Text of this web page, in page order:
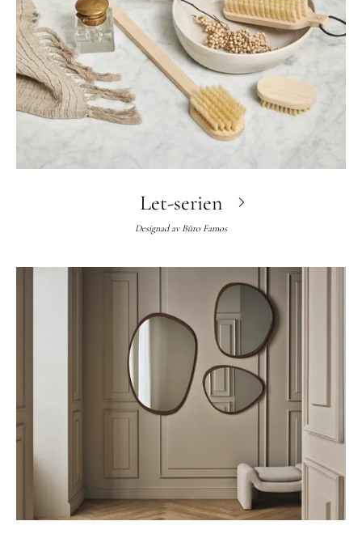
Let-serien
Designad av Büro Famos